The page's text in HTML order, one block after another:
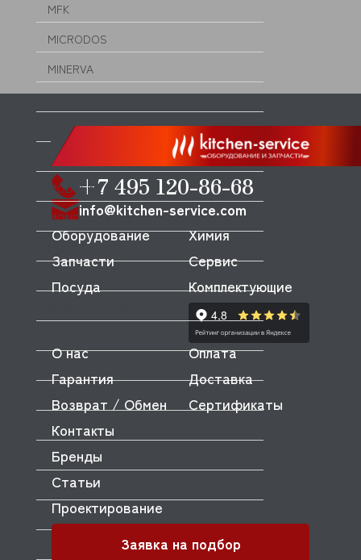
MFK
MICRODOS
MINERVA
MIWE
MODULAR
MODULINE
MONDIAL FORNI
MONO
MULLER
MUSSO
MVQ
NEMOX
NOPEIN
+7 495 120-86-68
info@kitchen-service.com
Оборудование
Запчасти
Посуда
Химия
Сервис
Комплектующие
О нас
Оплата
Гарантия
Доставка
Возврат / Обмен
Сертификаты
Контакты
Бренды
Статьи
Проектирование
Заявка на подбор